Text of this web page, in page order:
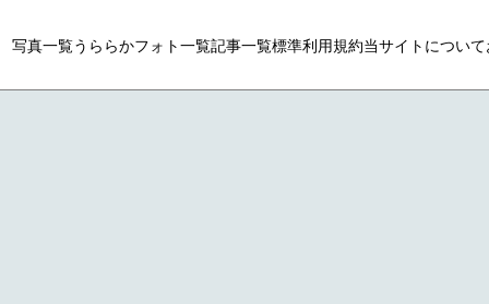
写真一覧うららかフォト一覧記事一覧標準利用規約当サイトについて